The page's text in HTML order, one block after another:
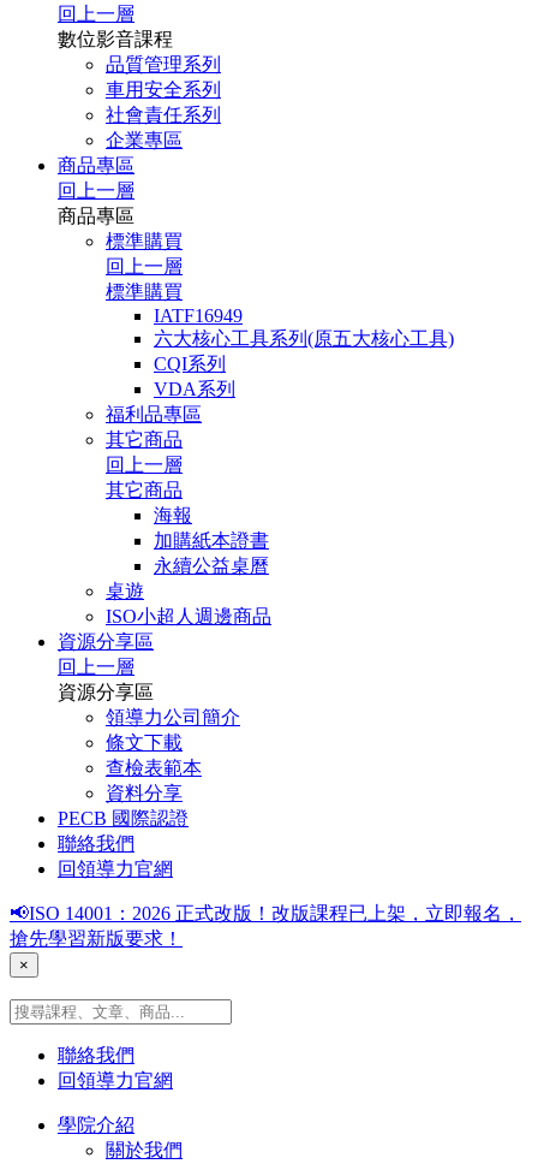
回上一層
數位影音課程
品質管理系列
車用安全系列
社會責任系列
企業專區
商品專區
回上一層
商品專區
標準購買
回上一層
標準購買
IATF16949
六大核心工具系列(原五大核心工具)
CQI系列
VDA系列
福利品專區
其它商品
回上一層
其它商品
海報
加購紙本證書
永續公益桌曆
桌遊
ISO小超人週邊商品
資源分享區
回上一層
資源分享區
領導力公司簡介
條文下載
查檢表範本
資料分享
PECB 國際認證
聯絡我們
回領導力官網
📢ISO 14001：2026 正式改版！改版課程已上架，立即報名，
搶先學習新版要求！
×
聯絡我們
回領導力官網
學院介紹
關於我們